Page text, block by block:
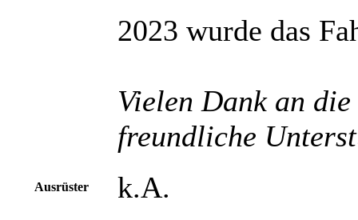
2023 wurde das
Vielen Dank an
freundliche
Ausrüster k.A.